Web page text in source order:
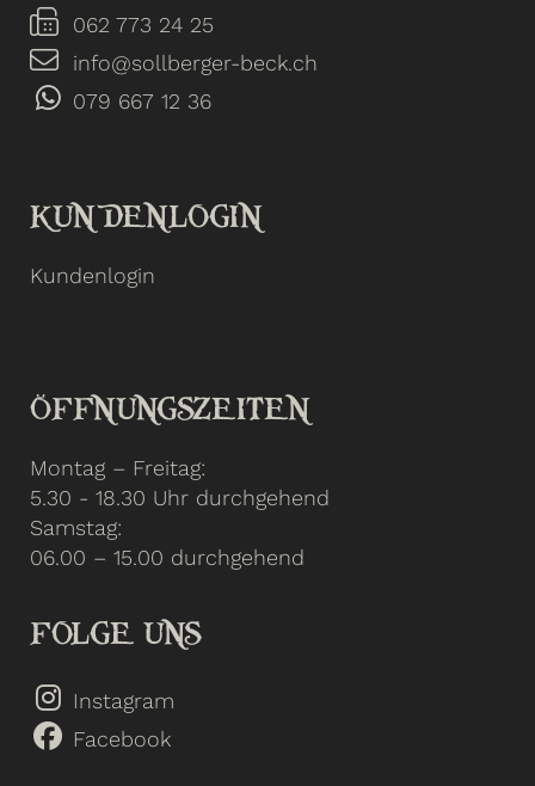
062 773 24 25
info@sollberger-beck.ch
079 667 12 36
KUNDENLOGIN
Kundenlogin
ÖFFNUNGSZEITEN
Montag – Freitag:
5.30 - 18.30 Uhr durchgehend
Samstag:
06.00 – 15.00 durchgehend
FOLGE UNS
Instagram
Facebook